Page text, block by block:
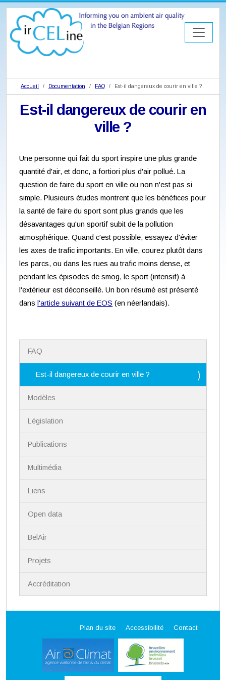
Accueil Documentation FAQ Est-il dangereux de courir en ville ?
Est-il dangereux de courir en
ville ?
Une personne qui fait du sport inspire une plus grande
quantité d'air, et donc, a fortiori plus d'air pollué. La
question de faire du sport en ville ou non n'est pas si
simple. Plusieurs études montrent que les bénéfices pour
la santé de faire du sport sont plus grands que les
désavantages qu'un sportif subit de la pollution
atmosphérique. Quand c'est possible, essayez d'éviter
les axes de trafic importants. En ville, courez plutôt dans
les parcs, ou dans les rues au trafic moins dense, et
pendant les épisodes de smog, le sport (intensif) à
l'extérieur est déconseillé. Un bon résumé est présenté
dans l'article suivant de EOS (en néerlandais).
v
FAQ
Est-il dangereux de courir en ville ?
Modèles
Législation
Publications
Multimédia
Liens
Open data
BelAir
Projets
Accréditation
Plan du site Accessibilité Contact